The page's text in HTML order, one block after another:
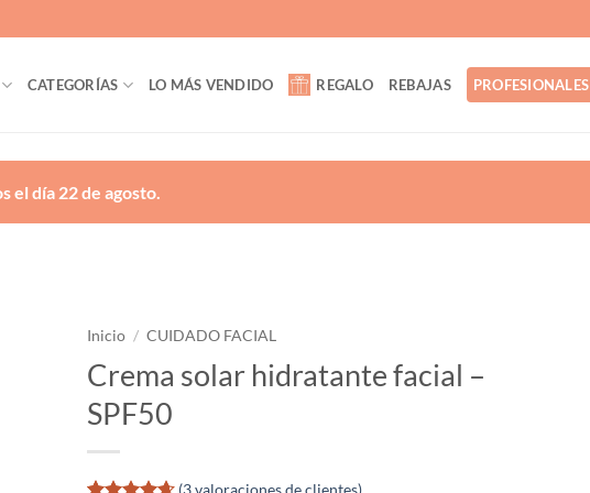
CATEGORÍAS LO MÁS VENDIDO REGALO REBAJAS PROFESIONALES
el día 22 de agosto.
Inicio / CUIDADO FACIAL
Crema solar hidratante facial –
SPF50
(3valoraciones de clientes)